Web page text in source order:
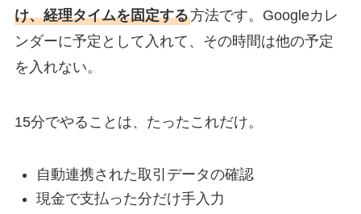
け、経理タイムを固定する方法です。Googleカレ
ンダーに予定として入れて、その時間は他の予定
を入れない。
15分でやることは、たったこれだけ。
自動連携された取引データの確認
現金で支払った分だけ手入力